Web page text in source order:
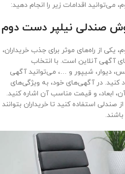
اقدامات زیر را انجام دهید:
صندلی نیلپر دست دوم
از راه‌های موثر برای جذب خریداران،
آگهی آنلاین است. با انتخاب
دیوار، شیپور و …، می‌توانید آگهی
کنید. در آگهی‌های خود، به ویژگی‌های
ابعاد، و قیمت مناسب آن اشاره کنید.
استفاده کنید تا خریداران بتوانند